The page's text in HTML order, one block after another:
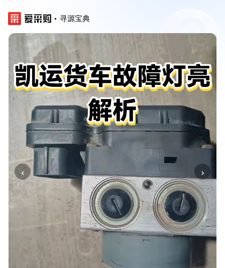
寻源宝典
‹ ›